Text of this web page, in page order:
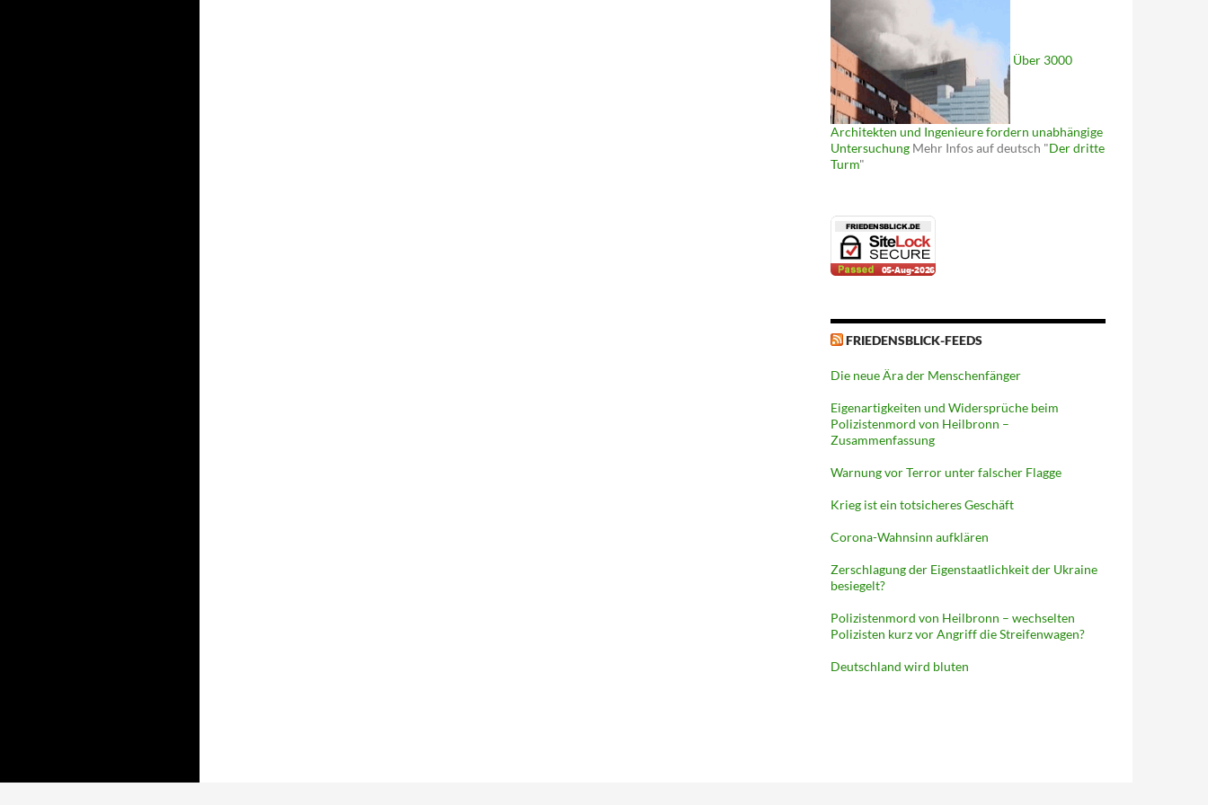
Über 3000
Architekten und Ingenieure fordern unabhängige
Untersuchung Mehr Infos auf deutsch "Der dritte
Turm"
FRIEDENSBLICK-FEEDS
Die neue Ära der Menschenfänger
Eigenartigkeiten und Widersprüche beim
Polizistenmord von Heilbronn –
Zusammenfassung
Warnung vor Terror unter falscher Flagge
Krieg ist ein totsicheres Geschäft
Corona-Wahnsinn aufklären
Zerschlagung der Eigenstaatlichkeit der Ukraine
besiegelt?
Polizistenmord von Heilbronn – wechselten
Polizisten kurz vor Angriff die Streifenwagen?
Deutschland wird bluten